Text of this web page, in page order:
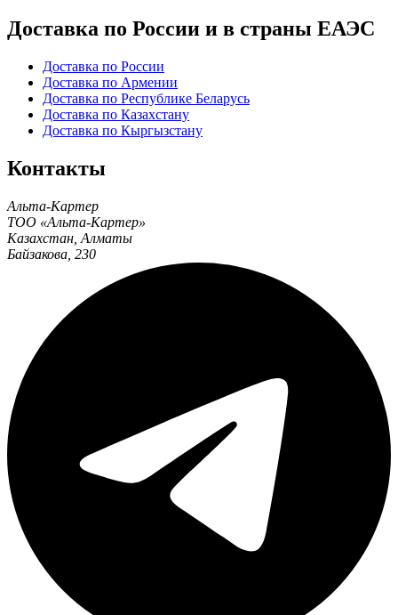
Доставка по России и в страны ЕАЭС
Доставка по России
Доставка по Армении
Доставка по Республике Беларусь
Доставка по Казахстану
Доставка по Кыргызстану
Контакты
Альта-Картер
ТОО «Альта-Картер»
Казахстан Алматы
Байзакова, 230